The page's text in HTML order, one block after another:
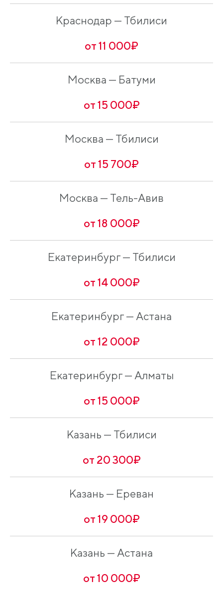
Краснодар — Тбилиси
от 11 000₽
Москва — Батуми
от 15 000₽
Москва — Тбилиси
от 15 700₽
Москва — Тель-Авив
от 18 000₽
Екатеринбург — Тбилиси
от 14 000₽
Екатеринбург — Астана
от 12 000₽
Екатеринбург — Алматы
от 15 000₽
Казань — Тбилиси
от 20 300₽
Казань — Ереван
от 19 000₽
Казань — Астана
от 10 000₽